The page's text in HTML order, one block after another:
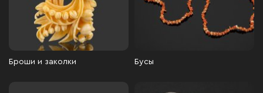
Броши и заколки Бусы